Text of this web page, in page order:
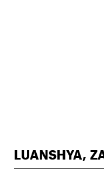
LUANSHYA,